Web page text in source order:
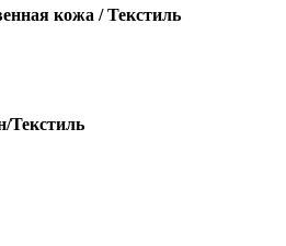
кожа / Текстиль
Текстиль